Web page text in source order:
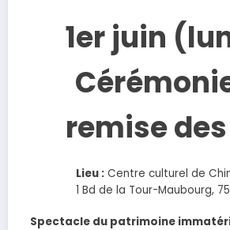
1er juin
remise
Lieu : Centre culturel de
1 Bd de la Tour-Maubourg,
Spectacle du patrimoine